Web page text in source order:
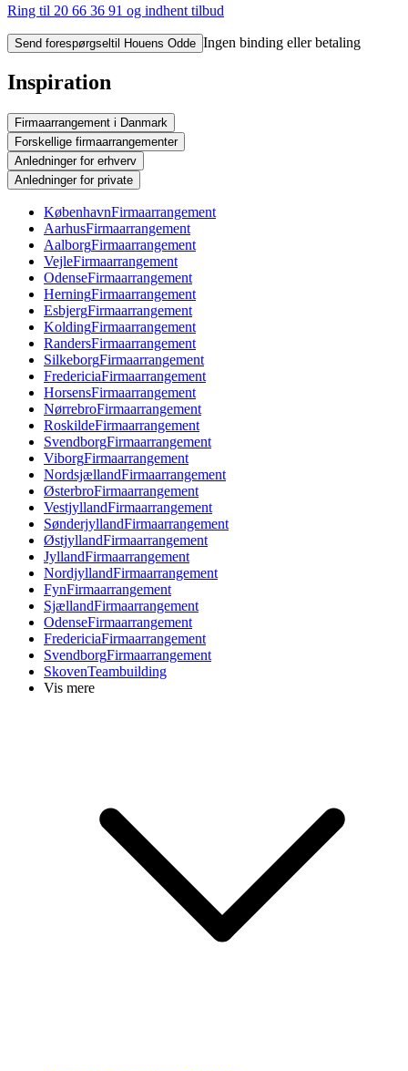
Ring til 20 66 36 91 og indhent tilbud
Send forespørgseltil Houens Odde Ingen binding eller betaling
Inspiration
Firmaarrangement i Danmark
Forskellige firmaarrangementer
Anledninger for erhverv
Anledninger for private
KøbenhavnFirmaarrangement
AarhusFirmaarrangement
AalborgFirmaarrangement
VejleFirmaarrangement
OdenseFirmaarrangement
HerningFirmaarrangement
EsbjergFirmaarrangement
KoldingFirmaarrangement
RandersFirmaarrangement
SilkeborgFirmaarrangement
FredericiaFirmaarrangement
HorsensFirmaarrangement
NørrebroFirmaarrangement
RoskildeFirmaarrangement
SvendborgFirmaarrangement
ViborgFirmaarrangement
NordsjællandFirmaarrangement
ØsterbroFirmaarrangement
VestjyllandFirmaarrangement
SønderjyllandFirmaarrangement
ØstjyllandFirmaarrangement
JyllandFirmaarrangement
NordjyllandFirmaarrangement
FynFirmaarrangement
SjællandFirmaarrangement
OdenseFirmaarrangement
FredericiaFirmaarrangement
SvendborgFirmaarrangement
SkovenTeambuilding
Vis mere